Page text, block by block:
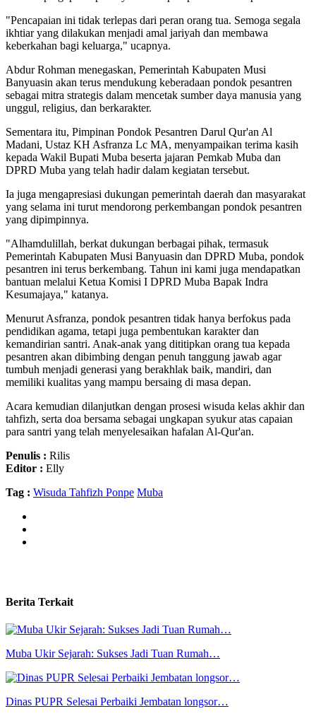
"Pencapaian ini tidak terlepas dari peran orang tua. Semoga segala
ikhtiar yang dilakukan menjadi amal jariyah dan membawa
keberkahan bagi keluarga," ucapnya.
Abdur Rohman menegaskan, Pemerintah Kabupaten Musi
Banyuasin akan terus mendukung keberadaan pondok pesantren
sebagai mitra strategis dalam mencetak sumber daya manusia yang
unggul, religius, dan berkarakter.
Sementara itu, Pimpinan Pondok Pesantren Darul Qur'an Al
Madani, Ustaz KH Asfranza Lc MA, menyampaikan terima kasih
kepada Wakil Bupati Muba beserta jajaran Pemkab Muba dan
DPRD Muba yang telah hadir dalam kegiatan tersebut.
Ia juga mengapresiasi dukungan pemerintah daerah dan masyarakat
yang selama ini turut mendorong perkembangan pondok pesantren
yang dipimpinnya.
"Alhamdulillah, berkat dukungan berbagai pihak, termasuk
Pemerintah Kabupaten Musi Banyuasin dan DPRD Muba, pondok
pesantren ini terus berkembang. Tahun ini kami juga mendapatkan
bantuan melalui Ketua Komisi I DPRD Muba Bapak Indra
Kesumajaya," katanya.
Menurut Asfranza, pondok pesantren tidak hanya berfokus pada
pendidikan agama, tetapi juga pembentukan karakter dan
kemandirian santri. Anak-anak yang dititipkan orang tua kepada
pesantren akan dibimbing dengan penuh tanggung jawab agar
tumbuh menjadi generasi yang berakhlak baik, mandiri, dan
memiliki kualitas yang mampu bersaing di masa depan.
Acara kemudian dilanjutkan dengan prosesi wisuda kelas akhir dan
tahfizh, serta doa bersama sebagai ungkapan syukur atas capaian
para santri yang telah menyelesaikan hafalan Al-Qur'an.
Penulis : Rilis
Editor : Elly
Tag : Wisuda Tahfizh Ponpe Muba
Berita Terkait
Muba Ukir Sejarah: Sukses Jadi Tuan Rumah…
Dinas PUPR Selesai Perbaiki Jembatan longsor…